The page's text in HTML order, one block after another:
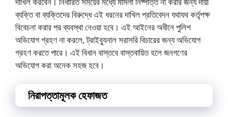
ব্যক্তি বা ব্যক্তিদের বিরুদ্ধে এই ধরনের দাখিল প্রতিবেদন যথাযথ কর্তৃপক্ষ
বিবেচনা করার পর ব্যবস্থা নেওয়া হবে। এই আইনের অধীনে পুলিশ
অভিযোগ গ্রহণ না করলে, ট্রাইব্যুনাল সরাসরি বিচারের জন্য অভিযোগ
গ্রহণ করতে পারে। এই বিধান বাস্তবে বাস্তবায়িত হলে জনগণের
অভিযোগ করা অনেক সহজ হবে।
নিরাপত্তামূলক হেফাজত